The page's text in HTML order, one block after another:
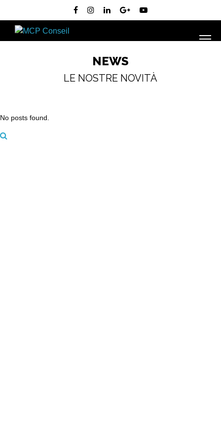
NEWS
LE NOSTRE NOVITÀ
No posts found.